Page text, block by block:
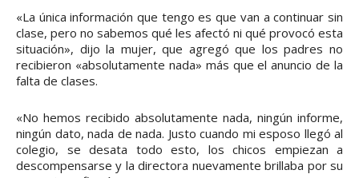
«La única información que tengo es que van a continuar sin
clase, pero no sabemos qué les afectó ni qué provocó esta
situación», dijo la mujer, que agregó que los padres no
recibieron «absolutamente nada» más que el anuncio de la
falta de clases.
«No hemos recibido absolutamente nada, ningún informe,
ningún dato, nada de nada. Justo cuando mi esposo llegó al
colegio, se desata todo esto, los chicos empiezan a
descompensarse y la directora nuevamente brillaba por su